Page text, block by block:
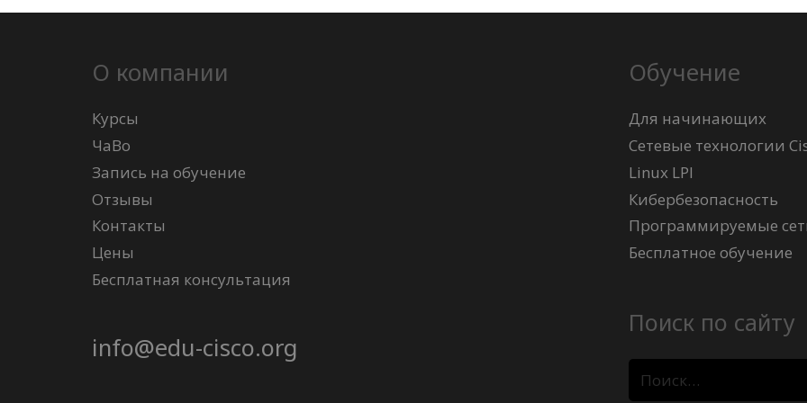
О компании
Курсы
ЧаВо
Запись на обучение
Отзывы
Контакты
Цены
Бесплатная консультация
info@edu-cisco.org
Обучение
Для начинающих
Сетевые технологии
Linux LPI
Кибербезопасность
Программируемые
Бесплатное обучение
Поиск по сайту
Найти: